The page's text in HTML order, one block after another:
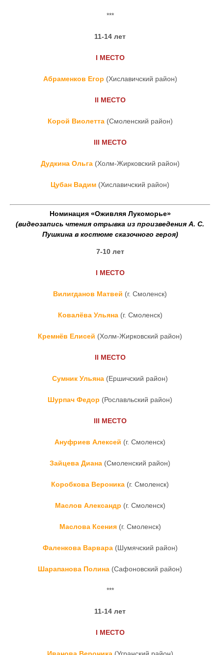
***
11-14 лет
I МЕСТО
Абраменков Егор (Хиславичский район)
II МЕСТО
Корой Виолетта(Смоленский район)
III МЕСТО
Дудкина Ольга(Холм-Жирковский район)
Цубан Вадим (Хиславичский район)
Номинация «Оживляя Лукоморье»
(видеозапись чтения отрывка из произведения А. С.
Пушкина в костюме сказочного героя)
7-10 лет
I МЕСТО
Вилигданов Матвей (г. Смоленск)
Ковалёва Ульяна(г. Смоленск)
Кремнёв Елисей (Холм-Жирковский район)
II МЕСТО
Сумник Ульяна (Ершичский район)
Шурпач Федор (Рославльский район)
III МЕСТО
Ануфриев Алексей (г. Смоленск)
Зайцева Диана (Смоленский район)
Коробкова Вероника (г. Смоленск)
Маслов Александр (г. Смоленск)
Маслова Ксения(г. Смоленск)
Фаленкова Варвара(Шумячский район)
Шарапанова Полина (Сафоновский район)
***
11-14 лет
I МЕСТО
Иванова Вероника (Угранский район)